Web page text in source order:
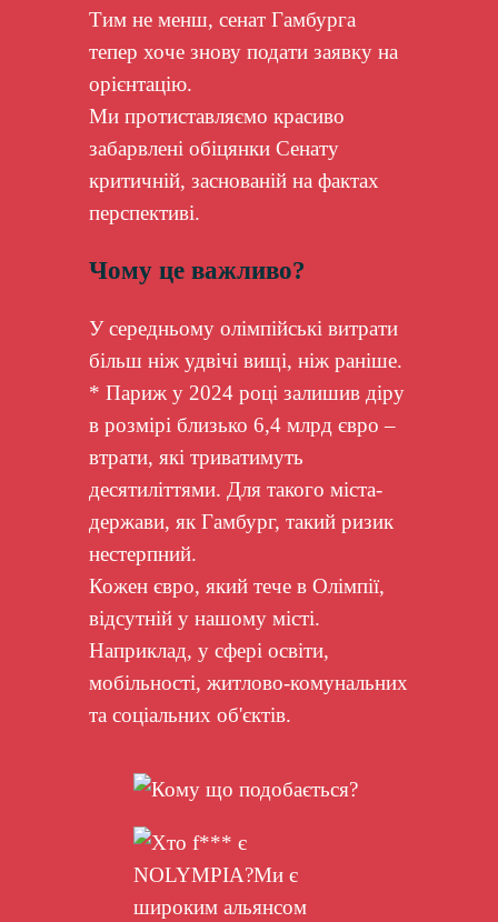
Тим не менш, сенат Гамбурга
тепер хоче знову подати заявку на
орієнтацію.
Ми протиставляємо красиво
забарвлені обіцянки Сенату
критичній, заснованій на фактах
перспективі.
Чому це важливо?
У середньому олімпійські витрати
більш ніж удвічі вищі, ніж раніше.
* Париж у 2024 році залишив діру
в розмірі близько 6,4 млрд євро –
втрати, які триватимуть
десятиліттями. Для такого міста-
держави, як Гамбург, такий ризик
нестерпний.
Кожен євро, який тече в Олімпії,
відсутній у нашому місті.
Наприклад, у сфері освіти,
мобільності, житлово-комунальних
та соціальних об'єктів.